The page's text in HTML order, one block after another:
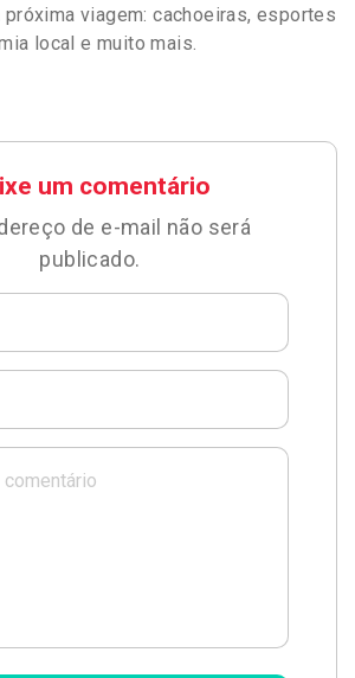
viagem: cachoeiras, esportes
local e muito mais.
um comentário
de e-mail não será
publicado.